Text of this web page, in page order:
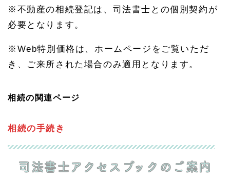
※不動産の相続登記は、司法書士との個別契約が
必要となります。
※Web特別価格は、ホームページをご覧いただ
き、ご来所された場合のみ適用となります。
相続の関連ページ
相続の手続き
司法書士アクセスブックのご案内